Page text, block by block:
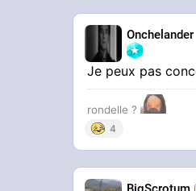
Onchelander
Je peux pas
rondelle ?
4